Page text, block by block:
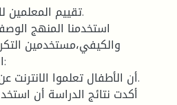
والكيفي،مستخدمين